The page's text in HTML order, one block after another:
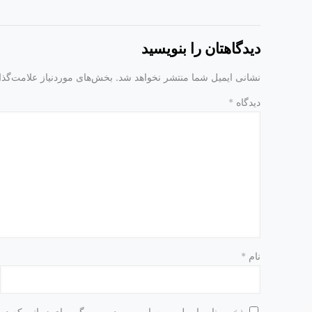
دیدگاهتان را بنویسید
نشانی ایمیل شما منتشر نخواهد شد. بخش‌های موردنیاز
دیدگاه *
نام *